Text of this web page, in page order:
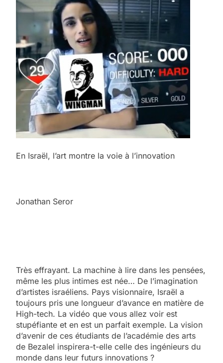
En Israël, l’art montre la voie à l’innovation
Jonathan Seror
Très effrayant. La machine à lire dans les pensées,
même les plus intimes est née… De l’imagination
d’artistes israéliens. Pays visionnaire, Israël a
toujours pris une longueur d’avance en matière de
High-tech. La vidéo que vous allez voir est
stupéfiante et en est un parfait exemple. La vision
d’avenir de ces étudiants de l’académie des arts
de Bezalel inspirera-t-elle celle des ingénieurs du
monde dans leur futurs innovations ?